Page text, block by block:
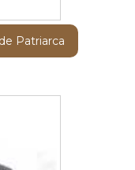
Patriarca